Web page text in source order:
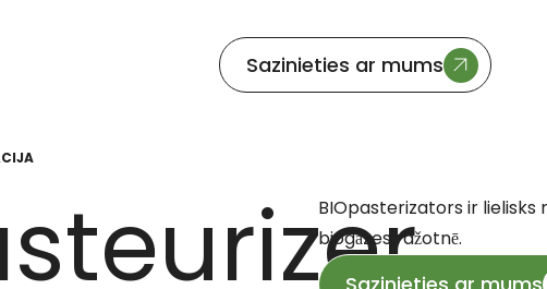
Sazinieties ar mums
BIOpasterizators ir lielisks
biogāzes ražotnē.